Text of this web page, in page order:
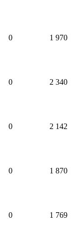
0 1 970
0 2 340
0 2 142
0 1 870
0 1 769